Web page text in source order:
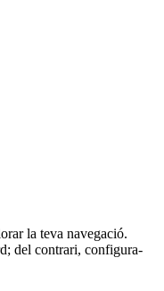
la teva navegació.
del contrari, configura-